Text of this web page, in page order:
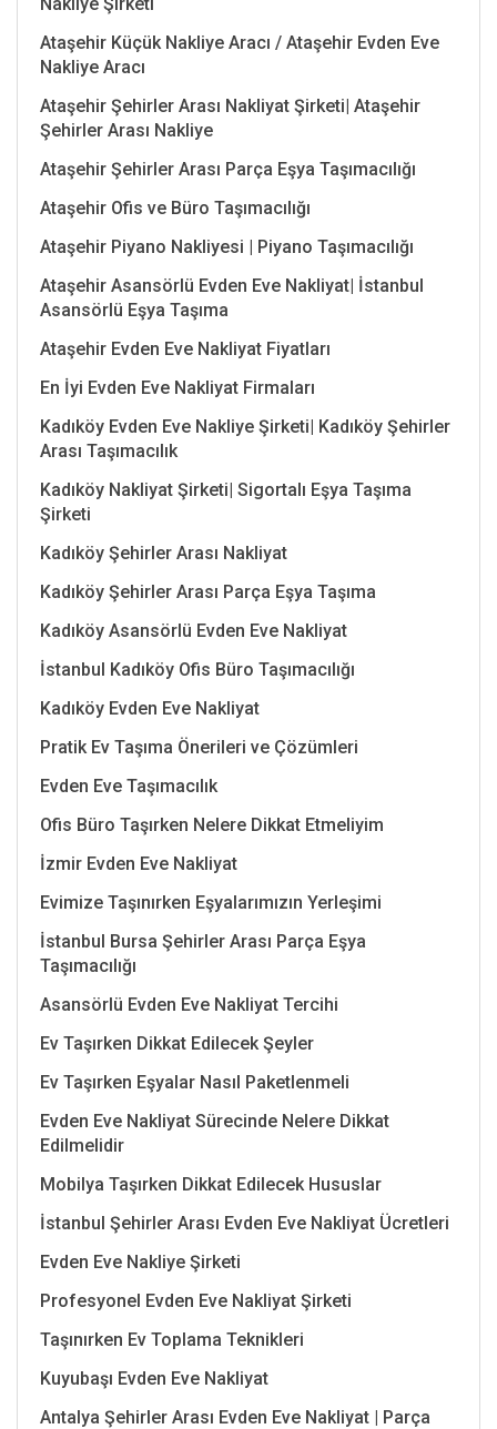
Ataşehir Küçük Nakliye Aracı / Ataşehir Evden Eve
Nakliye Aracı
Ataşehir Şehirler Arası Nakliyat Şirketi| Ataşehir
Şehirler Arası Nakliye
Ataşehir Şehirler Arası Parça Eşya Taşımacılığı
Ataşehir Ofis ve Büro Taşımacılığı
Ataşehir Piyano Nakliyesi | Piyano Taşımacılığı
Ataşehir Asansörlü Evden Eve Nakliyat| İstanbul
Asansörlü Eşya Taşıma
Ataşehir Evden Eve Nakliyat Fiyatları
En İyi Evden Eve Nakliyat Firmaları
Kadıköy Evden Eve Nakliye Şirketi| Kadıköy Şehirler
Arası Taşımacılık
Kadıköy Nakliyat Şirketi| Sigortalı Eşya Taşıma
Şirketi
Kadıköy Şehirler Arası Nakliyat
Kadıköy Şehirler Arası Parça Eşya Taşıma
Kadıköy Asansörlü Evden Eve Nakliyat
İstanbul Kadıköy Ofis Büro Taşımacılığı
Kadıköy Evden Eve Nakliyat
Pratik Ev Taşıma Önerileri ve Çözümleri
Evden Eve Taşımacılık
Ofis Büro Taşırken Nelere Dikkat Etmeliyim
İzmir Evden Eve Nakliyat
Evimize Taşınırken Eşyalarımızın Yerleşimi
İstanbul Bursa Şehirler Arası Parça Eşya
Taşımacılığı
Asansörlü Evden Eve Nakliyat Tercihi
Ev Taşırken Dikkat Edilecek Şeyler
Ev Taşırken Eşyalar Nasıl Paketlenmeli
Evden Eve Nakliyat Sürecinde Nelere Dikkat
Edilmelidir
Mobilya Taşırken Dikkat Edilecek Hususlar
İstanbul Şehirler Arası Evden Eve Nakliyat Ücretleri
Evden Eve Nakliye Şirketi
Profesyonel Evden Eve Nakliyat Şirketi
Taşınırken Ev Toplama Teknikleri
Kuyubaşı Evden Eve Nakliyat
Antalya Şehirler Arası Evden Eve Nakliyat | Parça